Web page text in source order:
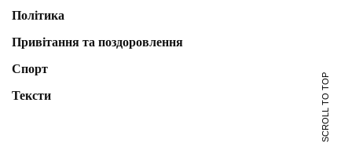
Політика
Привітання та поздоровлення
Спорт
Тексти
SCROLL TO TOP